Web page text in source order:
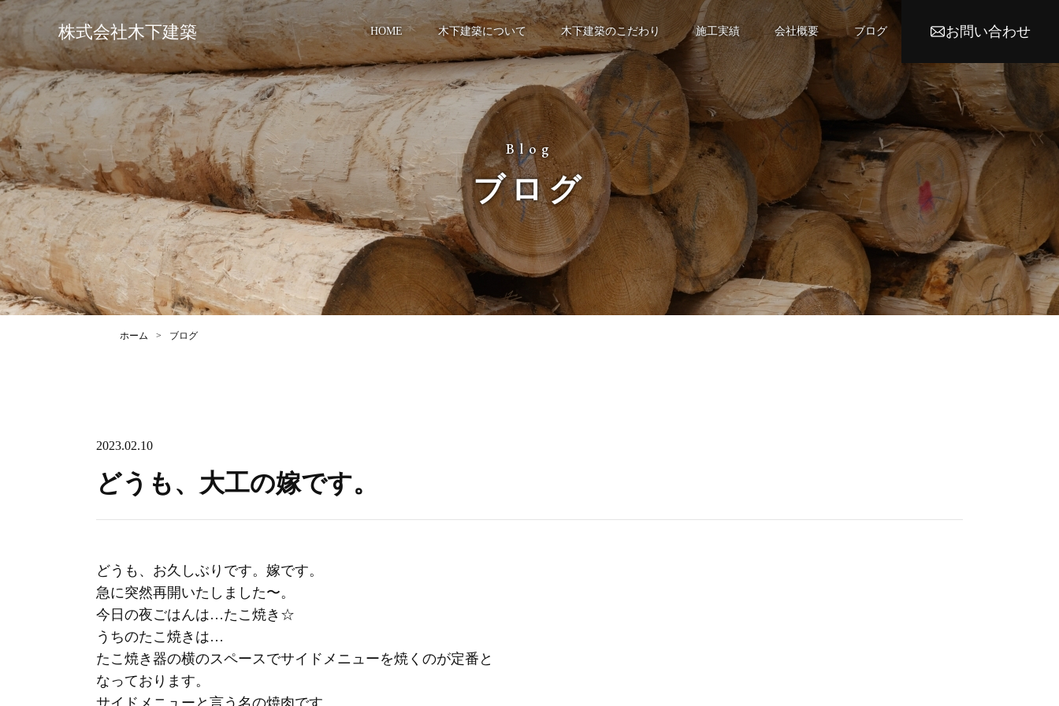
株式会社木下建築 HOME 木下建築について 木下建築のこだわり 施工実績 会社概要 ブログ お問い合わせ
Blog
ブログ
ホーム > ブログ
2023.02.10
どうも、大工の嫁です。
どうも、お久しぶりです。嫁です。
急に突然再開いたしました〜。
今日の夜ごはんは…たこ焼き☆
うちのたこ焼きは…
たこ焼き器の横のスペースでサイドメニューを焼くのが定番と
なっております。
サイドメニューと言う名の焼肉です。